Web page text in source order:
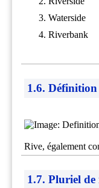
Waterside
Riverbank
1.6. Définition
Rive, également
1.7. Pluriel de